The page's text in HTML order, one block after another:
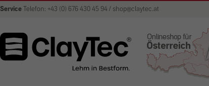
Service Telefon: +43 (0) 676 430 45 94 / shop@claytec.at